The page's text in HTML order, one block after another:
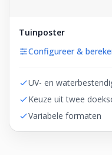
Tuinposter
Configureer &
UV- en
Keuze uit twee
Variabele formaten